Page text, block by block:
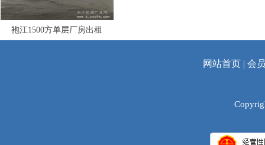
袍江1500方单层厂房出租
网站首页 | 会